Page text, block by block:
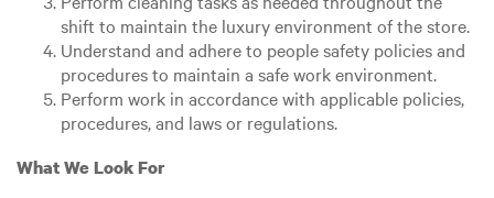
shift to maintain the luxury environment of the store.
Understand and adhere to people safety policies and
procedures to maintain a safe work environment.
Perform work in accordance with applicable policies,
procedures, and laws or regulations.
What We Look For